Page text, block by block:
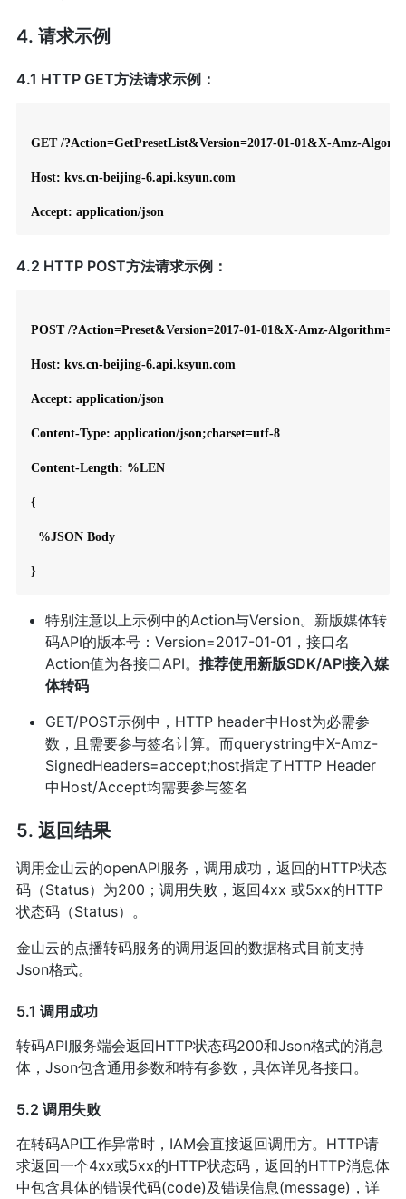
4. 请求示例
4.1 HTTP GET方法请求示例：
GET /?Action=GetPresetList&Version=2017-01-01&X-Amz-
Host: kvs.cn-beijing-6.api.ksyun.com
Accept: application/json
4.2 HTTP POST方法请求示例：
POST /?Action=Preset&Version=2017-01-01&X-Amz-
Host: kvs.cn-beijing-6.api.ksyun.com
Accept: application/json
Content-Type: application/json;charset=utf-8
Content-Length: %LEN
{
  %JSON Body
}
特别注意以上示例中的Action与Version。新版媒体转
码API的版本号：Version=2017-01-01，接口名
Action值为各接口API。 推荐使用新版SDK/API接入媒
体转码
GET/POST示例中，HTTP header中Host为必需参
数，且需要参与签名计算。而querystring中X-Amz-
SignedHeaders=accept;host指定了HTTP Header
中Host/Accept均需要参与签名
5. 返回结果
调用金山云的openAPI服务，调用成功，返回的HTTP状态
码（Status）为200；调用失败，返回4xx 或5xx的HTTP
状态码（Status）。
金山云的点播转码服务的调用返回的数据格式目前支持
Json格式。
5.1 调用成功
转码API服务端会返回HTTP状态码200和Json格式的消息
体，Json包含通用参数和特有参数，具体详见各接口。
5.2 调用失败
在转码API工作异常时，IAM会直接返回调用方。HTTP请
求返回一个4xx或5xx的HTTP状态码，返回的HTTP消息体
中包含具体的错误代码(code)及错误信息(message)，详